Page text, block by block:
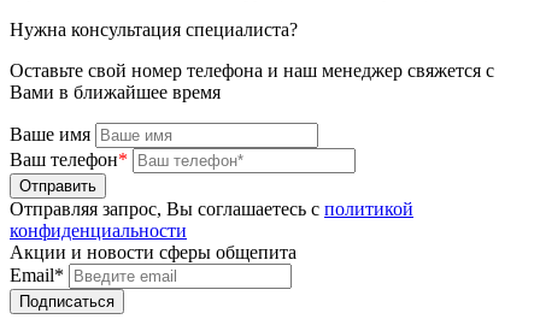
Нужна консультация специалиста?
Оставьте свой номер телефона и наш менеджер свяжется с
Вами в ближайшее время
Ваше имя
Ваш телефон*
Отправляя запрос, Вы соглашаетесь с политикой
конфиденциальности
Акции и новости сферы общепита
Email*